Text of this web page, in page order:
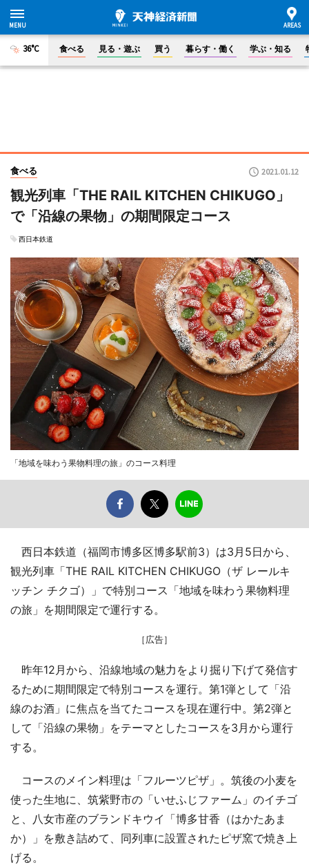
36°C 食べる 見る・遊ぶ 買う 暮らす・働く 学ぶ・知る
食べる 2021.01.12
観光列車「THE RAIL KITCHEN CHIKUGO」
で「沿線の果物」の期間限定コース
西日本鉄道
「地域を味わう果物料理の旅」のコース料理
西日本鉄道（福岡市博多区博多駅前3）は3月5日から、
観光列車「THE RAIL KITCHEN CHIKUGO（ザ レールキ
ッチン チクゴ）」で特別コース「地域を味わう果物料理
の旅」を期間限定で運行する。
［広告］
昨年12月から、沿線地域の魅力をより掘り下げて発信す
るために期間限定で特別コースを運行。第1弾として「沿
線のお酒」に焦点を当てたコースを現在運行中。第2弾と
して「沿線の果物」をテーマとしたコースを3月から運行
する。
コースのメイン料理は「フルーツピザ」。筑後の小麦を
使った生地に、筑紫野市の「いせふじファーム」のイチゴ
と、八女市産のブランドキウイ「博多甘香（はかたあま
か）」を敷き詰めて、同列車に設置されたピザ窯で焼き上
げる。